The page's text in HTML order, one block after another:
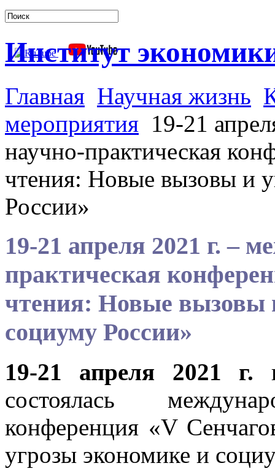
Институт
Главная Научная жизнь
мероприятия 19-21
научно-практическая
чтения: Новые вызовы и
России»
19-21 апреля 2021 г. –
практическая
чтения: Новые вызовы
социуму России»
19-21 апреля 2021 г.
состоялась
конференция «V
угрозы экономике и